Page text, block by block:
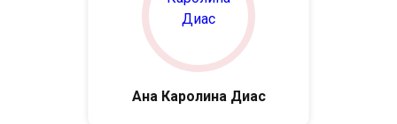
Ана Каролина Диас